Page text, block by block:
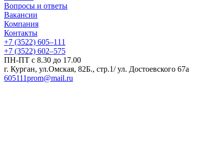
Вопросы и ответы
Вакансии
Компания
Контакты
+7 (3522) 605‒111
+7 (3522) 602‒575
ПН-ПТ с 8.30 до 17.00
г. Курган, ул.Омская, 82Б., стр.1/ ул. Достоевского 67а
605111prom@mail.ru